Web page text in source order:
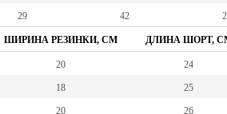
29 42
ШИРИНА РЕЗИНКИ, СМ ДЛИНА ШОРТ,
20 24
18 25
20 26